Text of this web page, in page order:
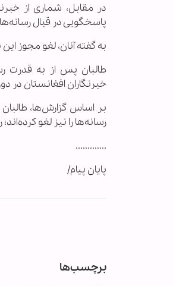
در مقابل، شماری از
پاسخگویی در قبال
به گفته آنان، لغو مجوز
طالبان پس از به قدرت
خبرنگاران افغانستان در
بر اساس گزارش‌ها،
رسانه‌ها را نیز لغو
.............
پایان پیام/
برچسب‌ها